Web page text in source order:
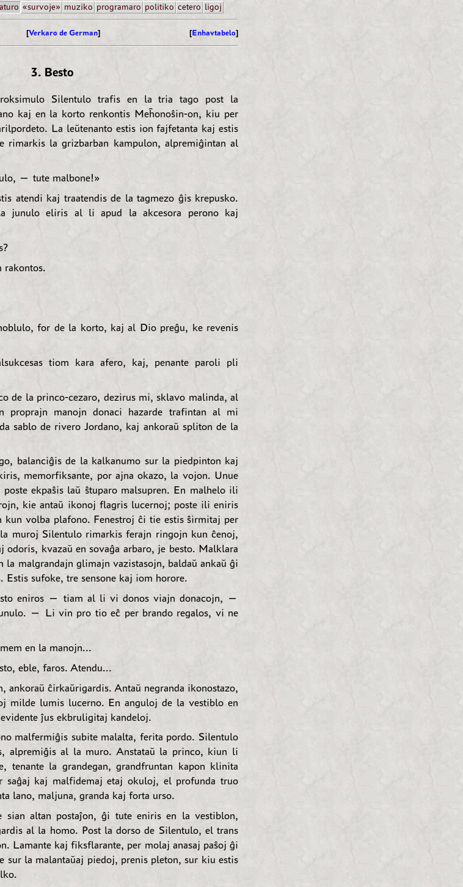
«survoje» muziko programaro politiko cetero ligoj
[Verkaro de German] [Enhavtabelo]
3. Besto
Silentulo trafis en la tria tago post la
kaj en la korto renkontis Meĥonoŝin-on, kiu per
La leŭtenanto estis ion fajfetanta kaj estis
rimarkis la grizbarban kampulon, alpremiĝintan al
— tute malbone!»
atendi kaj traatendis de la tagmezo ĝis krepusko.
junulo eliris al li apud la akcesora perono kaj
for de la korto, kaj al Dio preĝu, ke revenis
tiom kara afero, kaj, penante paroli pli
de la princo-cezaro, dezirus mi, sklavo malinda, al
proprajn manojn donaci hazarde trafintan al mi
sablo de rivero Jordano, kaj ankoraŭ spliton de la
balanciĝis de la kalkanumo sur la piedpinton kaj
memorfiksante, por ajna okazo, la vojon. Unue
ekpaŝis laŭ ŝtuparo malsupren. En malhelo ili
kie antaŭ ikonoj flagris lucernoj; poste ili eniris
kun volba plafono. Fenestroj ĉi tie estis ŝirmitaj per
muroj Silentulo rimarkis ferajn ringojn kun ĉenoj,
kvazaŭ en sovaĝa arbaro, je besto. Malklara
la malgrandajn glimajn vazistasojn, baldaŭ ankaŭ ĝi
sufoke, tre sensone kaj iom horore.
eniros — tiam al li vi donos viajn donacojn, —
— Li vin pro tio eĉ per brando regalos, vi ne
en la manojn...
eble, faros. Atendu...
ankoraŭ ĉirkaŭrigardis. Antaŭ negranda ikonostazo,
milde lumis lucerno. En anguloj de la vestiblo en
ĵus ekbruligitaj kandeloj.
malfermiĝis subite malalta, ferita pordo. Silentulo
alpremiĝis al la muro. Anstataŭ la princo, kiun li
tenante la grandegan, grandfruntan kapon klinita
saĝaj kaj malfidemaj etaj okuloj, el profunda truo
lano, maljuna, granda kaj forta urso.
sian altan postaĵon, ĝi tute eniris en la vestiblon,
al la homo. Post la dorso de Silentulo, el trans
Lamante kaj fiksflarante, per molaj anasaj paŝoj ĝi
sur la malantaŭaj piedoj, prenis pleton, sur kiu estis